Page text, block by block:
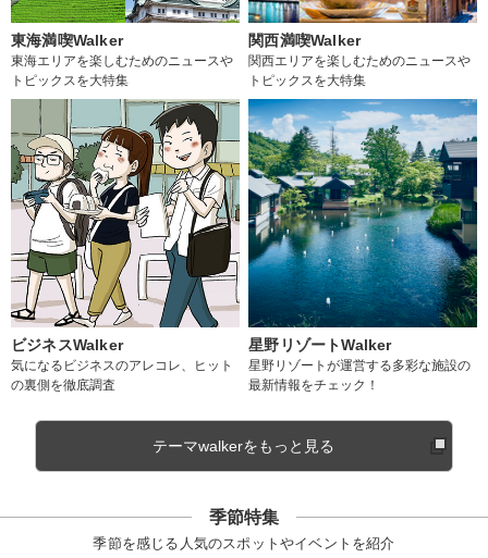
東海満喫Walker
東海エリアを楽しむためのニュースや
トピックスを大特集
関西満喫Walker
関西エリアを楽しむためのニュースや
トピックスを大特集
ビジネスWalker
気になるビジネスのアレコレ、ヒット
の裏側を徹底調査
星野リゾートWalker
星野リゾートが運営する多彩な施設の
最新情報をチェック！
テーマwalkerをもっと見る
季節特集
季節を感じる人気のスポットやイベントを紹介